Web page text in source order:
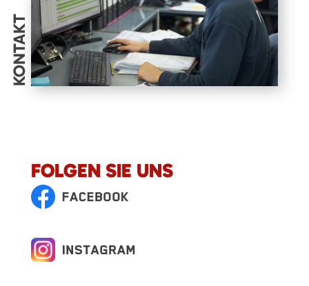
KONTAKT
FOLGEN SIE UNS